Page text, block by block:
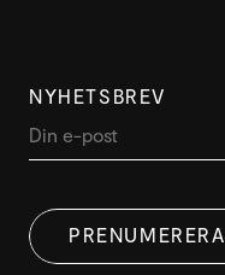
NYHETSBREV
PRENUMERERA